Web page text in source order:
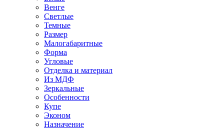
Венге
Светлые
Темные
Размер
Малогабаритные
Форма
Угловые
Отделка и материал
Из МДФ
Зеркальные
Особенности
Купе
Эконом
Назначение